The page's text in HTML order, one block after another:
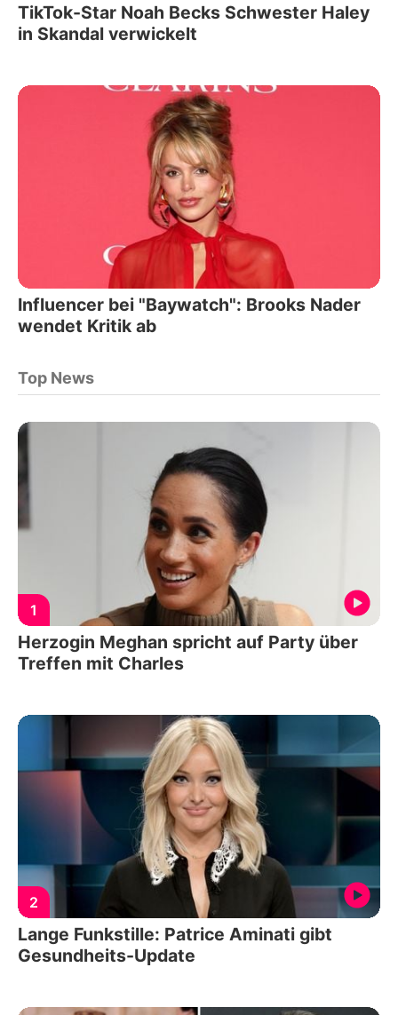
TikTok-Star Noah Becks Schwester Haley
in Skandal verwickelt
Influencer bei "Baywatch": Brooks Nader
wendet Kritik ab
Top News
1
Herzogin Meghan spricht auf Party über
Treffen mit Charles
2
Lange Funkstille: Patrice Aminati gibt
Gesundheits-Update